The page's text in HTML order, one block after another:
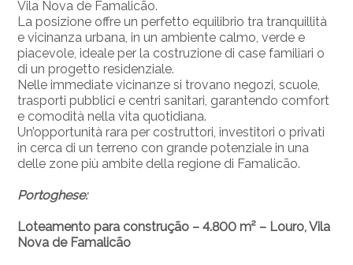
Vila Nova de Famalicão.
La posizione offre un perfetto equilibrio tra tranquillità
e vicinanza urbana, in un ambiente calmo, verde e
piacevole, ideale per la costruzione di case familiari o
di un progetto residenziale.
Nelle immediate vicinanze si trovano negozi, scuole,
trasporti pubblici e centri sanitari, garantendo comfort
e comodità nella vita quotidiana.
Un’opportunità rara per costruttori, investitori o privati
in cerca di un terreno con grande potenziale in una
delle zone più ambite della regione di Famalicão.
Portoghese:
Loteamento para construção – 4.800 m² – Louro, Vila
Nova de Famalicão